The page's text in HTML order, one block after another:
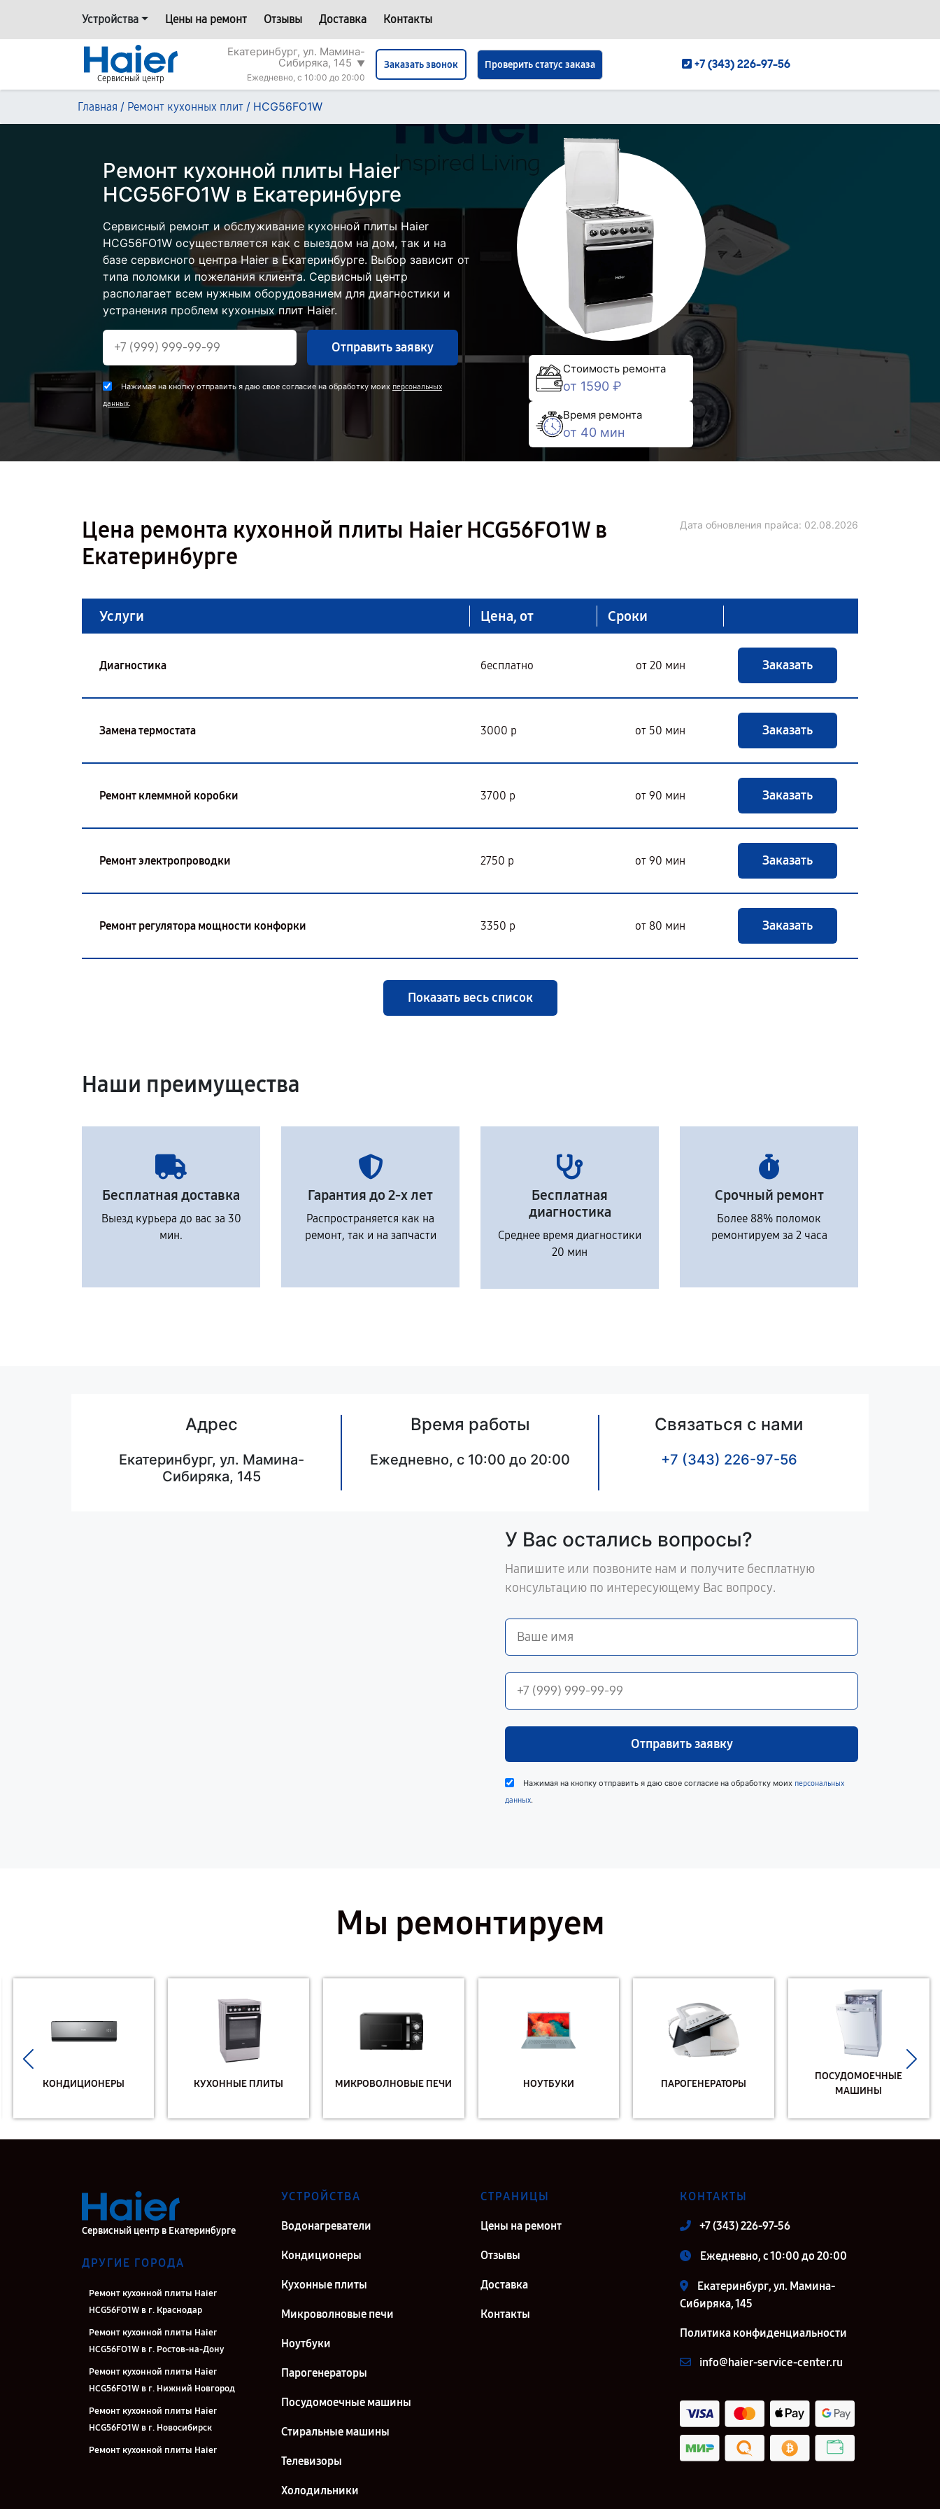
Устройства Цены на ремонт Отзывы Доставка Контакты
Сервисный центр
Екатеринбург, ул. Мамина-
Сибиряка, 145 ▼
Ежедневно, с 10:00 до 20:00
Заказать звонок Проверить статус заказа +7 (343) 226-97-56
Главная / Ремонт кухонных плит / HCG56FO1W
Ремонт кухонной плиты Haier
HCG56FO1W в Екатеринбурге
Сервисный ремонт и обслуживание кухонной плиты Haier
HCG56FO1W осуществляется как с выездом на дом, так и на
базе сервисного центра Haier в Екатеринбурге. Выбор зависит от
типа поломки и пожелания клиента. Сервисный центр
располагает всем нужным оборудованием для диагностики и
устранения проблем кухонных плит Haier.
Отправить заявку
Нажимая на кнопку отправить я даю свое согласие на обработку моих персональных
данных.
Стоимость ремонта
от 1590 ₽
Время ремонта
от 40 мин
Цена ремонта кухонной плиты Haier HCG56FO1W в
Екатеринбурге
Дата обновления прайса: 02.08.2026
Услуги Цена, от Сроки
Диагностика бесплатно от 20 мин Заказать
Замена термостата 3000 р от 50 мин Заказать
Ремонт клеммной коробки 3700 р от 90 мин Заказать
Ремонт электропроводки 2750 р от 90 мин Заказать
Ремонт регулятора мощности конфорки 3350 р от 80 мин Заказать
Показать весь список
Наши преимущества
Бесплатная доставка
Выезд курьера до вас за 30
мин.
Гарантия до 2-х лет
Распространяется как на
ремонт, так и на запчасти
Бесплатная
диагностика
Среднее время диагностики
20 мин
Срочный ремонт
Более 88% поломок
ремонтируем за 2 часа
Адрес
Екатеринбург, ул. Мамина-
Сибиряка, 145
Время работы
Ежедневно, с 10:00 до 20:00
Связаться с нами
+7 (343) 226-97-56
У Вас остались вопросы?
Напишите или позвоните нам и получите бесплатную
консультацию по интересующему Вас вопросу.
Отправить заявку
Нажимая на кнопку отправить я даю свое согласие на обработку моих персональных
данных.
Мы ремонтируем
КОНДИЦИОНЕРЫ КУХОННЫЕ ПЛИТЫ МИКРОВОЛНОВЫЕ ПЕЧИ НОУТБУКИ ПАРОГЕНЕРАТОРЫ
ПОСУДОМОЕЧНЫЕ
МАШИНЫ
Сервисный центр в Екатеринбурге
ДРУГИЕ ГОРОДА
Ремонт кухонной плиты Haier
HCG56FO1W в г. Краснодар
Ремонт кухонной плиты Haier
HCG56FO1W в г. Ростов-на-Дону
Ремонт кухонной плиты Haier
HCG56FO1W в г. Нижний Новгород
Ремонт кухонной плиты Haier
HCG56FO1W в г. Новосибирск
Ремонт кухонной плиты Haier
УСТРОЙСТВА
Водонагреватели
Кондиционеры
Кухонные плиты
Микроволновые печи
Ноутбуки
Парогенераторы
Посудомоечные машины
Стиральные машины
Телевизоры
Холодильники
СТРАНИЦЫ
Цены на ремонт
Отзывы
Доставка
Контакты
КОНТАКТЫ
+7 (343) 226-97-56
Ежедневно, с 10:00 до 20:00
Екатеринбург, ул. Мамина-
Сибиряка, 145
Политика конфиденциальности
info@haier-service-center.ru